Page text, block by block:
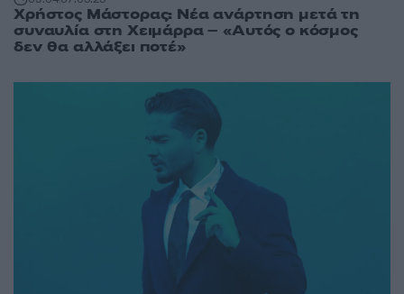
Χρήστος Μάστορας: Νέα ανάρτηση μετά τη
συναυλία στη Χειμάρρα – «Αυτός ο κόσμος
δεν θα αλλάξει ποτέ»